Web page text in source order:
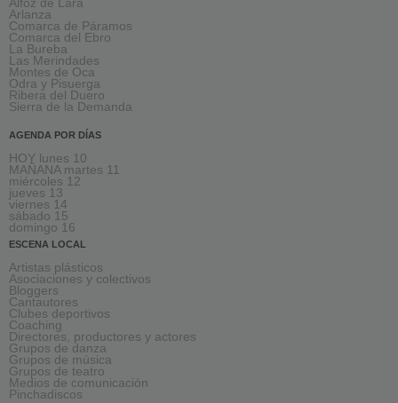
Alfoz de Lara
Arlanza
Comarca de Páramos
Comarca del Ebro
La Bureba
Las Merindades
Montes de Oca
Odra y Pisuerga
Ribera del Duero
Sierra de la Demanda
AGENDA POR DÍAS
HOY lunes 10
MAÑANA martes 11
miércoles 12
jueves 13
viernes 14
sábado 15
domingo 16
ESCENA LOCAL
Artistas plásticos
Asociaciones y colectivos
Bloggers
Cantautores
Clubes deportivos
Coaching
Directores, productores y actores
Grupos de danza
Grupos de música
Grupos de teatro
Medios de comunicación
Pinchadiscos